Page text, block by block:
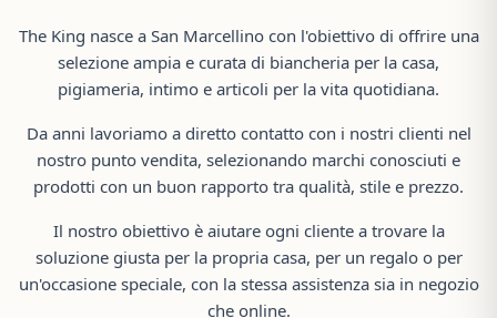
The King nasce a San Marcellino con l'obiettivo di offrire una
selezione ampia e curata di biancheria per la casa,
pigiameria, intimo e articoli per la vita quotidiana.
Da anni lavoriamo a diretto contatto con i nostri clienti nel
nostro punto vendita, selezionando marchi conosciuti e
prodotti con un buon rapporto tra qualità, stile e prezzo.
Il nostro obiettivo è aiutare ogni cliente a trovare la
soluzione giusta per la propria casa, per un regalo o per
un'occasione speciale, con la stessa assistenza sia in negozio
che online.